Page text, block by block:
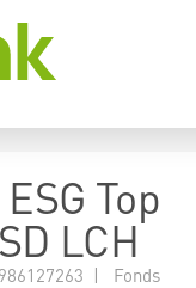
Top
LCH
| Fonds